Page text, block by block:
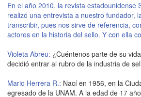
En el año 2010, la revista estadounidense
realizó una entrevista a nuestro fundador,
transcribir, pues nos sirve de referencia,
actores en la historia del sello. Y con ella
Violeta Abreu: ¿Cuéntenos parte de su
decidió entrar al rubro de la industria de
Mario Herrera R.: Nací en 1956, en la
egresado de la UNAM. A la edad de 17